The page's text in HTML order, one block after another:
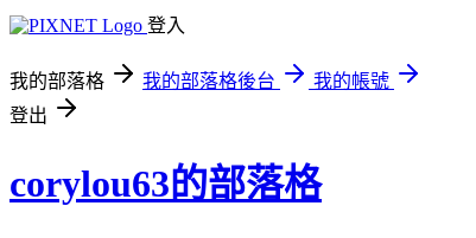
登入
我的部落格 我的部落格後台
我的帳號
登出
corylou63的部落格